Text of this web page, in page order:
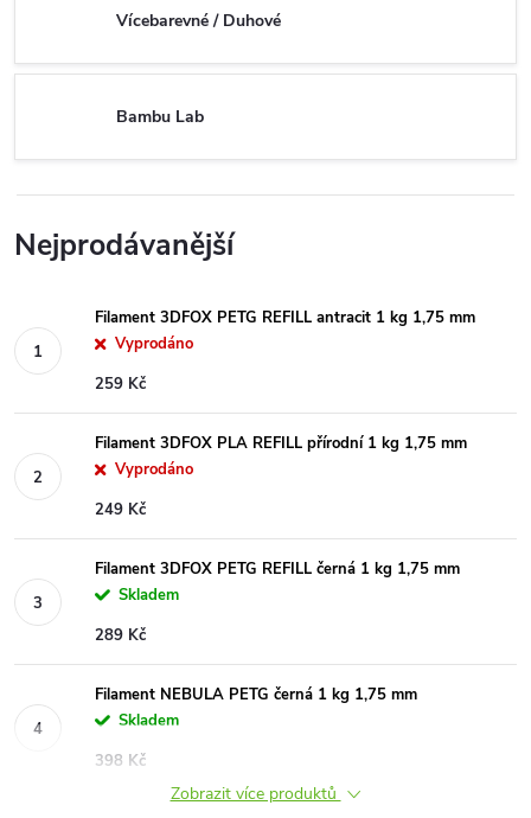
Vícebarevné / Duhové
Bambu Lab
Nejprodávanější
Filament 3DFOX PETG REFILL antracit 1 kg 1,75 mm
Vyprodáno
259 Kč
Filament 3DFOX PLA REFILL přírodní 1 kg 1,75 mm
Vyprodáno
249 Kč
Filament 3DFOX PETG REFILL černá 1 kg 1,75 mm
Skladem
289 Kč
Filament NEBULA PETG černá 1 kg 1,75 mm
Skladem
398 Kč
Zobrazit více produktů